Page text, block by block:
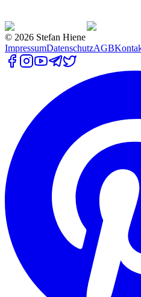
© 2026 Stefan Hiene
ImpressumDatenschutzAGB